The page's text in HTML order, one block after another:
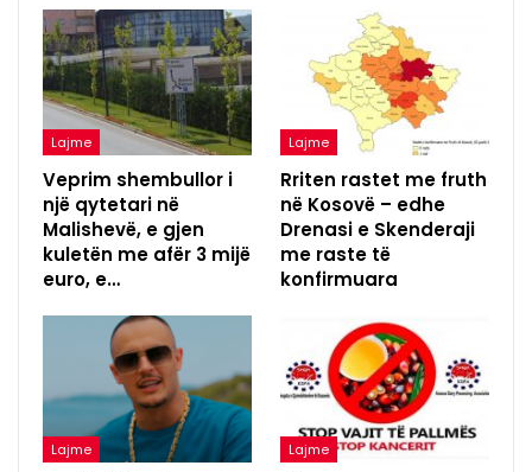
Lajme
Veprim shembullor i
një qytetari në
Malishevë, e gjen
kuletën me afër 3 mijë
euro, e…
Lajme
Rriten rastet me fruth
në Kosovë – edhe
Drenasi e Skenderaji
me raste të
konfirmuara
Lajme Lajme